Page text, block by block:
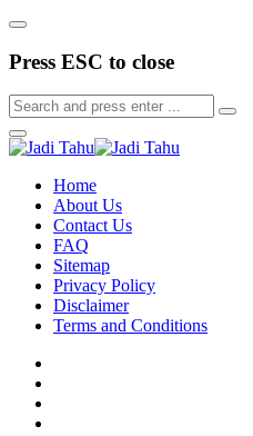
Press ESC to close
Home
About Us
Contact Us
FAQ
Sitemap
Privacy Policy
Disclaimer
Terms and Conditions